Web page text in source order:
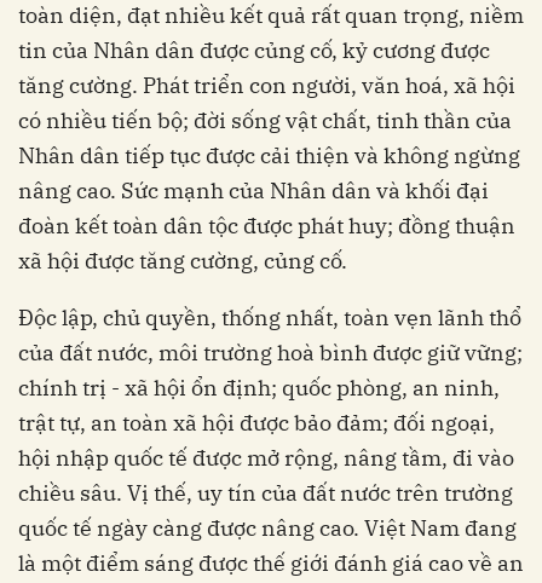
toàn diện, đạt nhiều kết quả rất quan trọng, niềm
tin của Nhân dân được củng cố, kỷ cương được
tăng cường. Phát triển con người, văn hoá, xã hội
có nhiều tiến bộ; đời sống vật chất, tinh thần của
Nhân dân tiếp tục được cải thiện và không ngừng
nâng cao. Sức mạnh của Nhân dân và khối đại
đoàn kết toàn dân tộc được phát huy; đồng thuận
xã hội được tăng cường, củng cố.
Độc lập, chủ quyền, thống nhất, toàn vẹn lãnh thổ
của đất nước, môi trường hoà bình được giữ vững;
chính trị - xã hội ổn định; quốc phòng, an ninh,
trật tự, an toàn xã hội được bảo đảm; đối ngoại,
hội nhập quốc tế được mở rộng, nâng tầm, đi vào
chiều sâu. Vị thế, uy tín của đất nước trên trường
quốc tế ngày càng được nâng cao. Việt Nam đang
là một điểm sáng được thế giới đánh giá cao về an